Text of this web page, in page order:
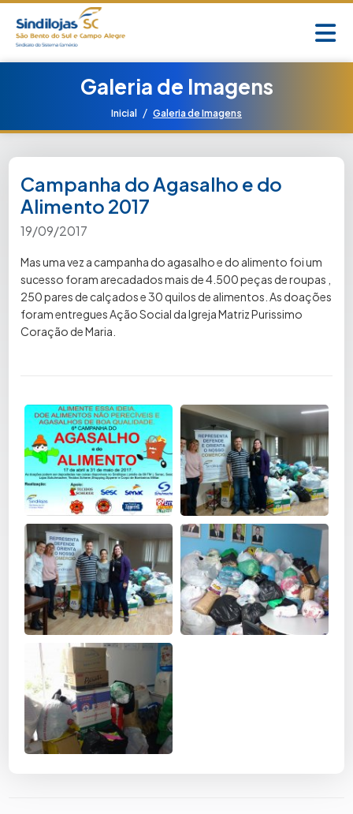
Galeria de Imagens
Inicial / Galeria de Imagens
Campanha do Agasalho e do
Alimento 2017
19/09/2017
Mas uma vez a campanha do agasalho e do alimento foi um
sucesso foram arecadados mais de 4.500 peças de roupas ,
250 pares de calçados e 30 quilos de alimentos. As doações
foram entregues Ação Social da Igreja Matriz Purissimo
Coração de Maria.